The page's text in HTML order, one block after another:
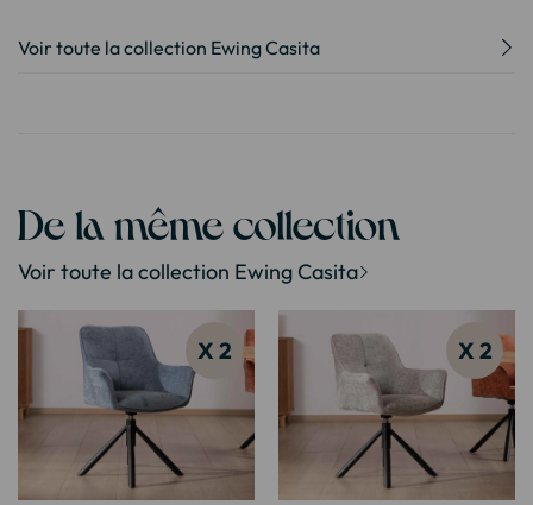
Voir toute la collection Ewing Casita
De la même collection
Voir toute la collection Ewing Casita
X 2 X 2